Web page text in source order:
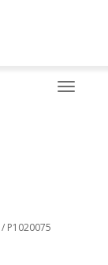
Toggle
/ P1020075